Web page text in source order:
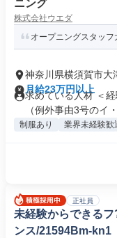
ニング
株式会社ウエダ
オープニングスタッフ
神奈川県横須賀市大
月給23万円以上
求めている人材 ＜
（例外事由3号のイ・
制服あり 業界未経験歓
正社員
未経験からできる
ンス/21594Bm-kn1